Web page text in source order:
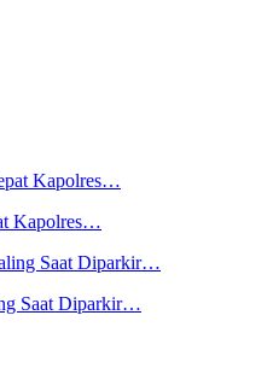
Kapolres…
Saat Diparkir…